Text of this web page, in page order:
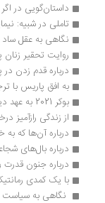
داستان‌گویی در اگر
تاملی در شبیه:
نگاهی به عقل ساد |
روایت تحقیر زنان پیاده |
درباره قدم زدن در
به افق پاریس با ترجمه
از زندگی رازآمیز درختان |
درباره آن‌ها که به خانه‌
درباره با‌ل‌های شجاعت |
درباره جنون قدرت و
با یک کمدی رمانتیک